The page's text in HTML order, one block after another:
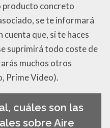
producto concreto
se te informará
cuenta que, si te haces
suprimirá todo coste de
muchos otros
Prime Video).
cuáles son las
sobre Aire